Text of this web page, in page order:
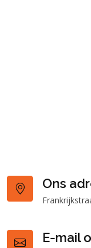
Ons
E-mail